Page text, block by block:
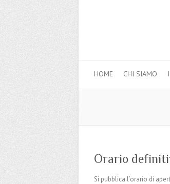
HOME CHI SIAMO
Orario
Si pubblica l’orario di